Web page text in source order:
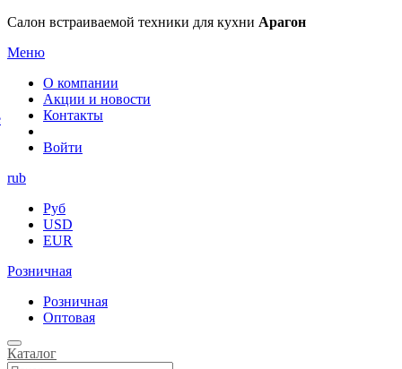
Салон встраиваемой техники для кухни Арагон
Меню
О компании
Акции и новости
Контакты
Войти
rub
Руб
USD
EUR
Розничная
Розничная
Оптовая
Каталог